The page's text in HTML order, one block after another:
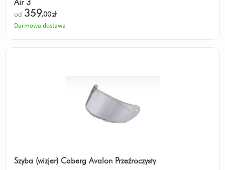
Air 3
od 359,00zł
Darmowa dostawa
Szyba (wizjer) Caberg Avalon Przeźroczysty